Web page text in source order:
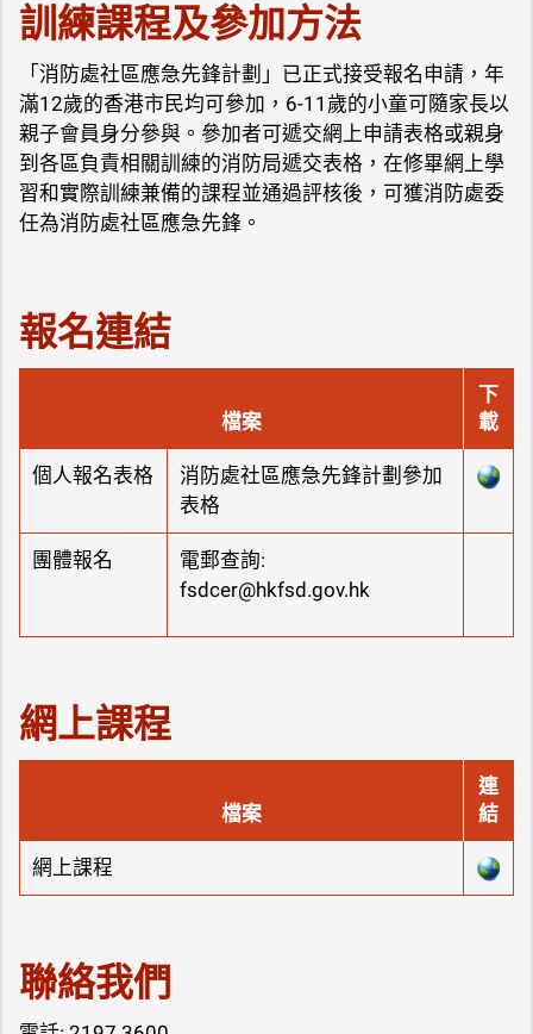
訓練課程及參加方法
「消防處社區應急先鋒計劃」已正式接受報名申請，年
滿12歲的香港市民均可參加，6-11歲的小童可隨家長以
親子會員身分參與。參加者可遞交網上申請表格或親身
到各區負責相關訓練的消防局遞交表格，在修畢網上學
習和實際訓練兼備的課程並通過評核後，可獲消防處委
任為消防處社區應急先鋒。
報名連結
檔案
下
載
個人報名表格
消防處社區應急先鋒計劃參加
表格
團體報名
電郵查詢:
fsdcer@hkfsd.gov.hk
網上課程
檔案
連
結
網上課程
聯絡我們